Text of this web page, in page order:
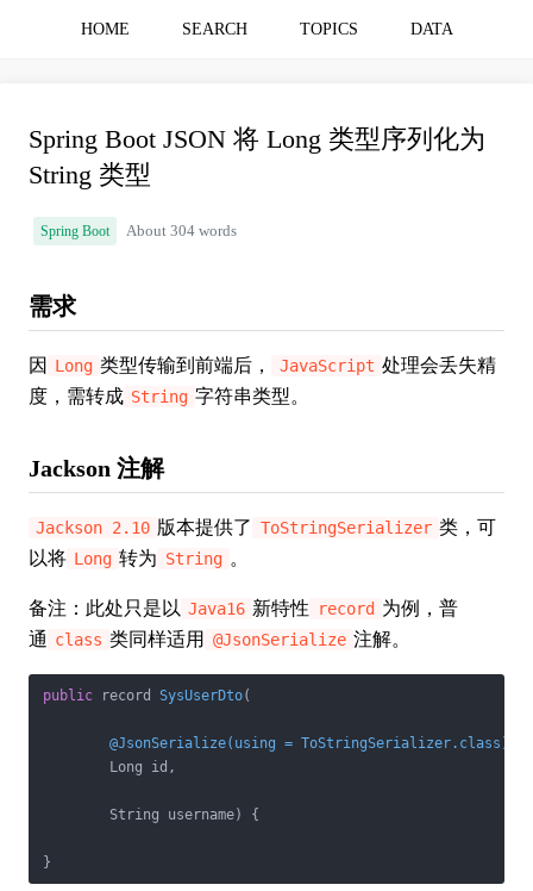
HOME SEARCH TOPICS DATA
Spring Boot JSON 将 Long 类型序列化为
String 类型
Spring Boot About 304 words
需求
因 Long 类型传输到前端后， JavaScript 处理会丢失精
度，需转成 String 字符串类型。
Jackson 注解
Jackson 2.10 版本提供了 ToStringSerializer 类，可
以将 Long 转为 String 。
备注：此处只是以 Java16 新特性 record 为例，普
通 class 类同样适用 @JsonSerialize 注解。
public record SysUserDto(
@JsonSerialize(using = ToStringSerializer.class)
        Long id,
        String username)
{
}